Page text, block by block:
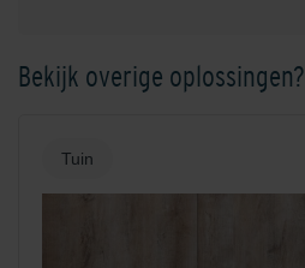
Bekijk overige oplossingen?
Tuin